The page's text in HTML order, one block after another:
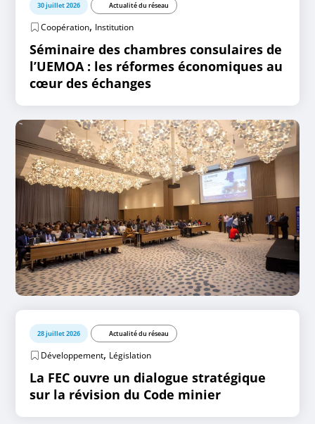
30 juillet 2026 Actualité du réseau
Coopération, Institution
Séminaire des chambres consulaires de
l’UEMOA : les réformes économiques au
cœur des échanges
28 juillet 2026 Actualité du réseau
Développement, Législation
La FEC ouvre un dialogue stratégique
sur la révision du Code minier